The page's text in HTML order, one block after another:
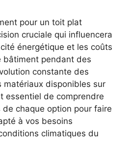
pour un toit plat
cruciale qui influencera
énergétique et les coûts
bâtiment pendant des
constante des
matériaux disponibles sur
essentiel de comprendre
chaque option pour faire
à vos besoins
climatiques du